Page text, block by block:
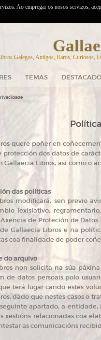
Galegos, Antigos, Raros, Curiosos,
TEMAS
quere poñer en
dos datos de
Gallaecia Libros, así como o
das políticas
modificará, sen previo
lexislativo,
de Proteción de
Gallaecia Libros e na
coa finalidade de poder
do arquivo
non solicita na súa
de datos persoais polo
terá lugar cando estes
dado que nestes casos o
apartado, a
xestións relacionadas coa
as comunicacións
Ao empregar os nosos servizos,